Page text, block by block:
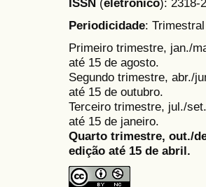
Periodicidade: Trimestral
Primeiro trimestre, jan./
até 15 de agosto.
Segundo trimestre, abr./
até 15 de outubro.
Terceiro trimestre, jul./
até 15 de janeiro.
Quarto trimestre, out./
edição até 15 de abril.